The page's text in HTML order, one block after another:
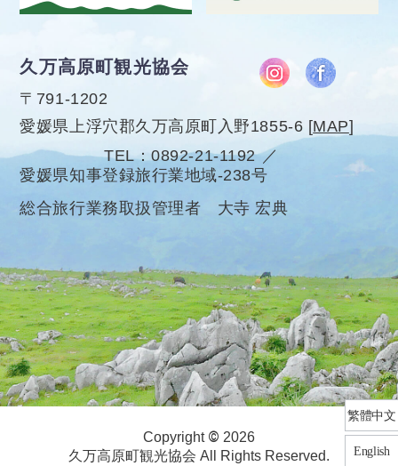
繁體中文
English
久万高原町観光協会
〒791-1202
愛媛県上浮穴郡久万高原町入野1855-6 [MAP]
TEL
0892-21-1192
愛媛県知事登録旅行業地域-238号
総合旅行業務取扱管理者 大寺 宏典
Copyright © 2026
久万高原町観光協会 All Rights Reserved.